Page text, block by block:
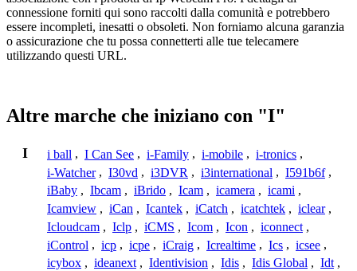
connessione forniti qui sono raccolti dalla comunità e potrebbero
essere incompleti, inesatti o obsoleti. Non forniamo alcuna garanzia
o assicurazione che tu possa connetterti alle tue telecamere
utilizzando questi URL.
Altre marche che iniziano con "I"
I i ball , I Can See , i-Family , i-mobile , i-tronics ,
i-Watcher , I30vd , i3DVR , i3international , I591b6f ,
iBaby , Ibcam , iBrido , Icam , icamera , icami ,
Icamview , iCan , Icantek , iCatch , icatchtek , iclear ,
Icloudcam , Iclp , iCMS , Icom , Icon , iconnect ,
iControl , icp , icpe , iCraig , Icrealtime , Ics , icsee ,
icybox , ideanext , Identivision , Idis , Idis Global , Idt ,